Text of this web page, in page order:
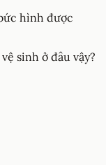
hình được
sinh ở đâu vậy?